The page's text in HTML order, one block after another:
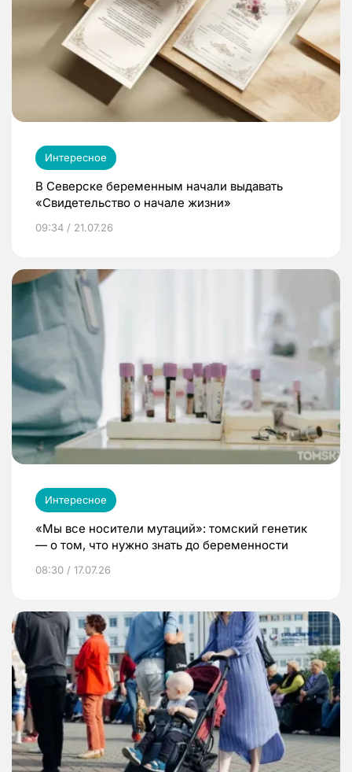
Интересное
В Северске беременным начали выдавать
«Свидетельство о начале жизни»
09:34 / 21.07.26
Интересное
«Мы все носители мутаций»: томский генетик
— о том, что нужно знать до беременности
08:30 / 17.07.26